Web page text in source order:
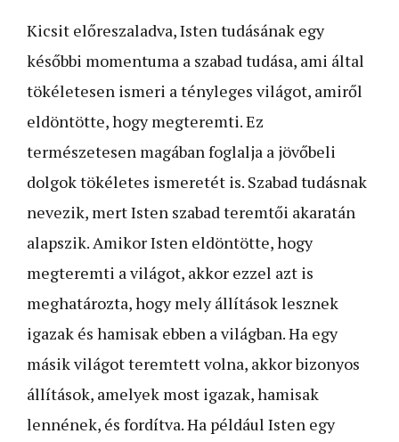
Kicsit előreszaladva, Isten tudásának egy
későbbi momentuma a szabad tudása, ami által
tökéletesen ismeri a tényleges világot, amiről
eldöntötte, hogy megteremti. Ez
természetesen magában foglalja a jövőbeli
dolgok tökéletes ismeretét is. Szabad tudásnak
nevezik, mert Isten szabad teremtői akaratán
alapszik. Amikor Isten eldöntötte, hogy
megteremti a világot, akkor ezzel azt is
meghatározta, hogy mely állítások lesznek
igazak és hamisak ebben a világban. Ha egy
másik világot teremtett volna, akkor bizonyos
állítások, amelyek most igazak, hamisak
lennének, és fordítva. Ha például Isten egy